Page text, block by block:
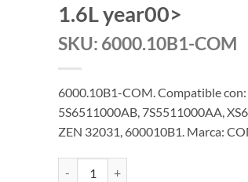
1.6L year00>
SKU: 6000.10B1-COM
6000.10B1-COM. Compatible
5S6511000AB, 7S5511000AA,
ZEN 32031, 600010B1. Marca: